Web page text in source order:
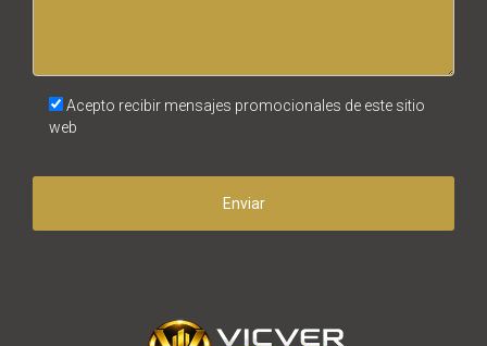
Acepto recibir mensajes promocionales de este sitio
web
Enviar